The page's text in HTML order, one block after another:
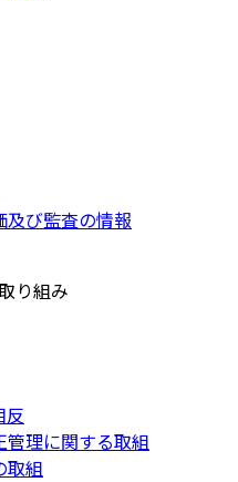
及び監査の情報
り組み
反
理に関する取組
取組